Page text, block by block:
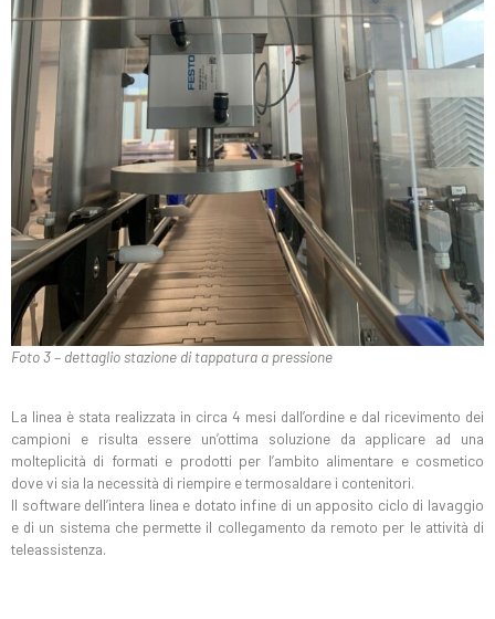
Foto 3 – dettaglio stazione di tappatura a pressione
La linea è stata realizzata in circa 4 mesi dall’ordine e dal ricevimento dei
campioni e risulta essere un’ottima soluzione da applicare ad una
molteplicità di formati e prodotti per l’ambito alimentare e cosmetico
dove vi sia la necessità di riempire e termosaldare i contenitori.
Il software dell’intera linea e dotato infine di un apposito ciclo di lavaggio
e di un sistema che permette il collegamento da remoto per le attività di
teleassistenza.